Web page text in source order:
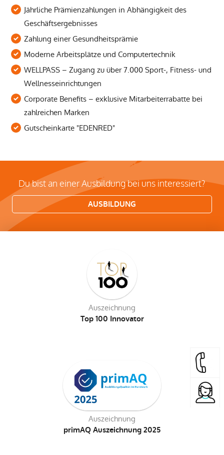
Jährliche Prämienzahlungen in Abhängigkeit des
Geschäftsergebnisses
Zahlung einer Gesundheitsprämie
Moderne Arbeitsplätze und Computertechnik
WELLPASS – Zugang zu über 7.000 Sport-, Fitness- und
Wellnesseinrichtungen
Corporate Benefits – exklusive Mitarbeiterrabatte bei
zahlreichen Marken
Gutscheinkarte "EDENRED"
Du bist an einer Ausbildung bei uns interessiert?
AUSBILDUNG
Auszeichnung
Top 100 Innovator
Auszeichnung
primAQ Auszeichnung 2025